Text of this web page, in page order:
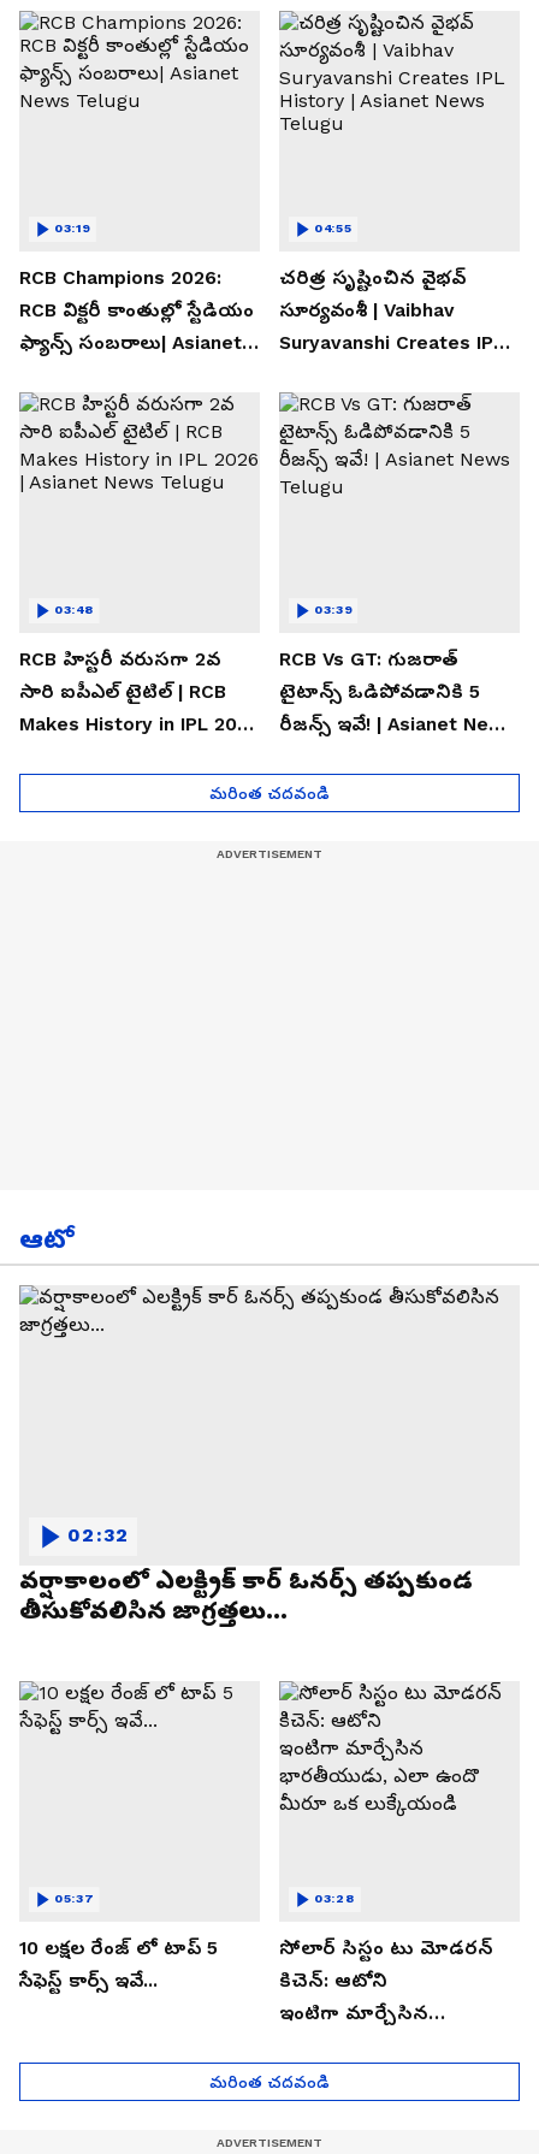
RCB Champions 2026:
RCB విక్టరీ కాంతుల్లో స్టేడియం
ఫ్యాన్స్ సంబరాలు| Asianet
03:19
చరిత్ర సృష్టించిన వైభవ్
సూర్యవంశీ | Vaibhav
Suryavanshi Creates IPL
Telugu
04:55
RCB హిస్టరీ వరుసగా 2వ
సారి ఐపీఎల్ టైటిల్ | RCB
Makes History in IPL 2026
03:48
RCB Vs GT: గుజరాత్
టైటాన్స్ ఓడిపోవడానికి 5
రీజన్స్ ఇవే! | Asianet News
03:39
మరింత చదవండి
ఆటో
వర్షాకాలంలో ఎలక్ట్రిక్ కార్ ఓనర్స్ తప్పకుండ
తీసుకోవలిసిన జాగ్రత్తలు...
02:32
10 లక్షల రేంజ్ లో టాప్ 5
సేఫెస్ట్ కార్స్ ఇవే...
05:37
సోలార్ సిస్టం టు మోడరన్
కిచెన్: ఆటోని
ఇంటిగా మార్చేసిన
మీరూ ఒక లుక్కేయండి
03:28
మరింత చదవండి